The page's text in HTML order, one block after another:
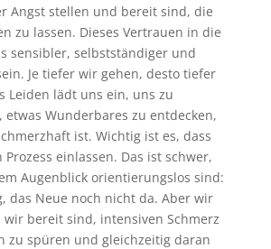
Angst stellen und bereit sind, die
zu lassen. Dieses Vertrauen in die
sensibler, selbstständiger und
Je tiefer wir gehen, desto tiefer
Leiden lädt uns ein, uns zu
Wunderbares zu entdecken,
ist. Wichtig ist es, dass
einlassen. Das ist schwer,
Augenblick orientierungslos sind:
das Neue noch nicht da. Aber wir
wir bereit sind, intensiven Schmerz
zu spüren und gleichzeitig daran